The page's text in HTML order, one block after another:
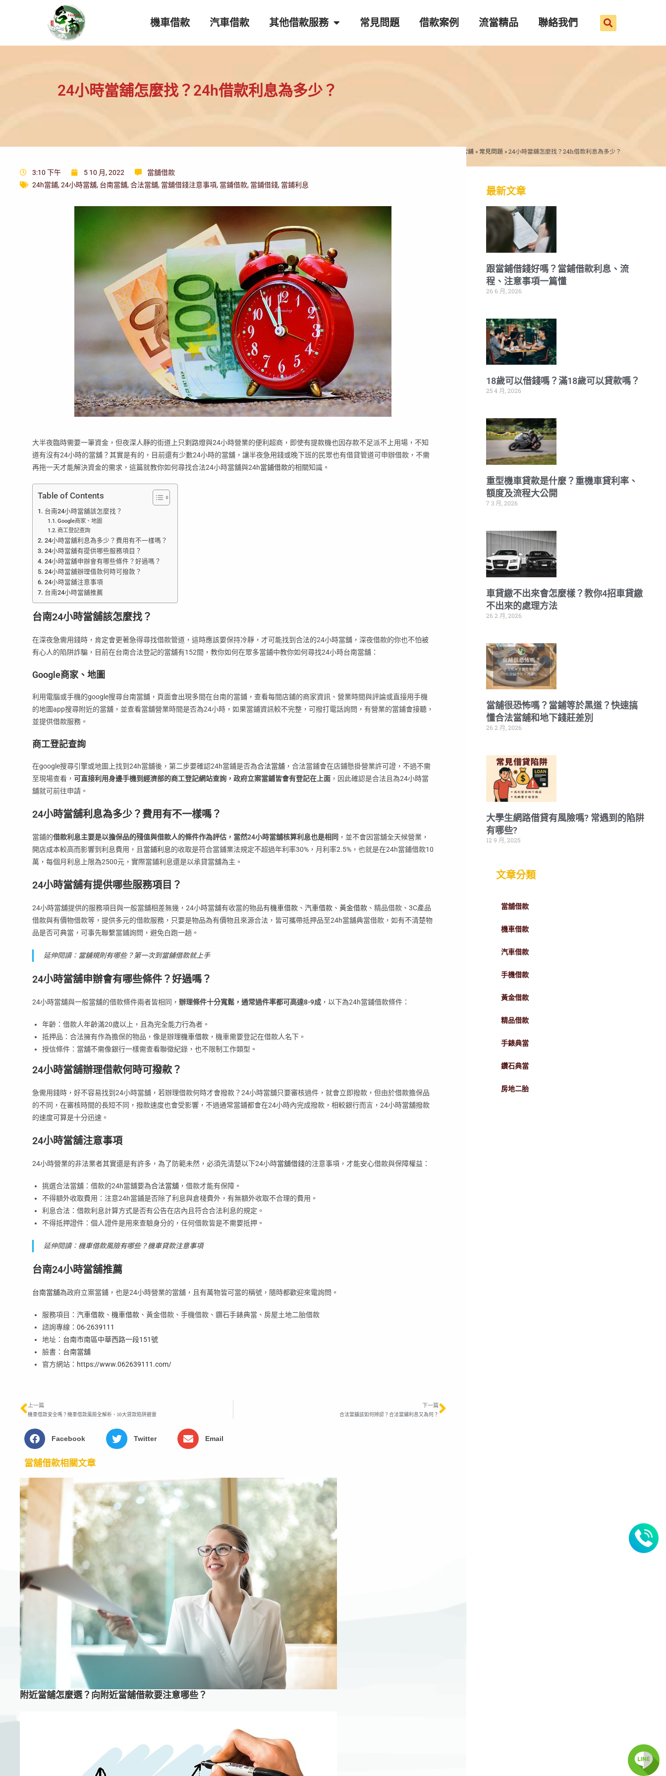
機車借款 汽車借款 其他借款服務 常見問題 借款案例 流當精品 聯絡我們
24小時當舖怎麼找？24h借款利息為多少？
台南當舖 » 常見問題 » 24小時當舖怎麼找？24h借款利息為多少？
3:10 下午 5 10 月, 2022
當舖借款
24h當鋪,24小時當舖, 台南當舖,合法當舖, 當舖借錢注意事項, 當鋪借款, 當鋪借錢, 當鋪利息
大半夜臨時需要一筆資金，但夜深人靜的街道上只剩路燈與24小時營業的便利超商，即使有提款機也因存款不足派不上用場，不知
道有沒有24小時的當舖？其實是有的，目前還有少數24小時的當舖，讓半夜急用錢或晚下班的民眾也有借貸管道可申辦借款，不需
再拖一天才能解決資金的需求，這篇就教你如何尋找合法24小時當舖與24h當鋪借款的相關知識。
Table of Contents
台南24小時當舖該怎麼找？
Google商家、地圖
商工登記查詢
24小時當舖利息為多少？費用有不一樣嗎？
24小時當舖有提供哪些服務項目？
24小時當舖申辦會有哪些條件？好過嗎？
24小時當舖辦理借款何時可撥款？
24小時當舖注意事項
台南24小時當舖推薦
台南24小時當舖該怎麼找？
在深夜急需用錢時，肯定會更著急得尋找借款管道，這時應該要保持冷靜，才可能找到合法的24小時當舖，深夜借款的你也不怕被
有心人的陷阱詐騙，目前在台南合法登記的當舖有152間，教你如何在眾多當鋪中教你如何尋找24小時台南當舖：
Google商家、地圖
利用電腦或手機的google搜尋台南當舖，頁面會出現多間在台南的當鋪，查看每間店鋪的商家資訊、營業時間與評論或直接用手機
的地圖app搜尋附近的當舖，並查看當舖營業時間是否為24小時，如果當鋪資訊較不完整，可撥打電話詢問，有營業的當鋪會接聽，
並提供借款服務。
商工登記查詢
在google搜尋引擎或地圖上找到24h當舖後，第二步要確認24h當鋪是否為合法當舖 ，合法當鋪會在店鋪懸掛營業許可證，不過不需
至現場查看， 可直接利用身邊手機到經濟部的商工登記網站查詢，政府立案當鋪皆會有登記在上面 ，因此確認是合法且為24小時當
舖就可前往申請。
24小時當舖利息為多少？費用有不一樣嗎？
當鋪的借款利息主要是以擔保品的殘值與借款人的條件作為評估，當然24小時當舖核算利息也是相同 ，並不會因當舖全天候營業，
開店成本較高而影響到利息費用，且 當鋪利息的收取是符合當鋪業法規定不超過年利率30%，月利率2.5%，也就是在24h當鋪借款10
萬，每個月利息上限為2500元，實際當鋪利息還是以承貸當舖為主。
24小時當舖有提供哪些服務項目？
24小時當舖提供的服務項目與一般當舖相差無幾，24小時當舖有收當的物品有機車借款 、 汽車借款 、 黃金借款 、精品借款、3C產品
借款與有價物借款等，提供多元的借款服務，只要是物品為有價物且來源合法，皆可攜帶抵押品至24h當舖典當借款，如有不清楚物
品是否可典當，可事先聯繫當鋪詢問，避免白跑一趟。
延伸閱讀： 當舖規則有哪些？第一次到當舖借款就上手
24小時當舖申辦會有哪些條件？好過嗎？
24小時當舖與一般當舖的借款條件兩者皆相同， 辦理條件十分寬鬆，通常過件率都可高達8-9成 ，以下為24h當鋪借款條件：
年齡：借款人年齡滿20歲以上，且為完全能力行為者。
抵押品：合法擁有作為擔保的物品，像是辦理機車借款 ，機車需要登記在借款人名下。
授信條件：當舖不需像銀行一樣需查看聯徵紀錄，也不限制工作類型。
24小時當舖辦理借款何時可撥款？
急需用錢時，好不容易找到24小時當舖，若辦理借款何時才會撥款？24小時當舖只要審核過件，就會立即撥款，但由於借款擔保品
的不同，在審核時間的長短不同，撥款速度也會受影響，不過通常當鋪都會在24小時內完成撥款，相較銀行而言，24小時當舖撥款
的速度可算是十分迅速。
24小時當舖注意事項
24小時營業的非法業者其實還是有許多，為了防範未然，必須先清楚以下24小時當舖借錢的注意事項，才能安心借款與保障權益：
挑選合法當舖：借款的24h當舖要為合法當舖 ，借款才能有保障。
不得額外收取費用：注意24h當鋪是否除了利息與倉棧費外，有無額外收取不合理的費用。
利息合法：借款利息計算方式是否有公告在店內且符合合法利息的規定。
不得抵押證件：個人證件是用來查驗身分的，任何借款皆是不需要抵押。
延伸閱讀： 機車借款風險有哪些？機車貸款注意事項
台南24小時當舖推薦
台南當舖為政府立案當鋪，也是24小時營業的當舖，且有萬物皆可當的稱號，隨時都歡迎來電詢問。
服務項目： 汽車借款 、 機車借款 、黃金借款、手機借款、鑽石手錶典當、房屋土地二胎借款
諮詢專線： 06-2639111
地址： 台南市南區中華西路一段151號
臉書： 台南當舖
官方網站： https://www.062639111.com/
上一篇
機車借款安全嗎？機車借款風險全解析、10大貸款陷阱避雷
下一篇
合法當舖該如何辨認？合法當鋪利息又為何？
Facebook Twitter Email
當舖借款相關文章
附近當舖怎麼選？向附近當舖借款要注意哪些？
最新文章
跟當鋪借錢好嗎？當鋪借款利息、流
程、注意事項一篇懂
26 6 月, 2026
18歲可以借錢嗎？滿18歲可以貸款嗎？
25 4 月, 2026
重型機車貸款是什麼？重機車貸利率、
額度及流程大公開
7 3 月, 2026
車貸繳不出來會怎麼樣？教你4招車貸繳
不出來的處理方法
26 2 月, 2026
當舖很恐怖嗎？當鋪等於黑道？快速搞
懂合法當舖和地下錢莊差別
26 2 月, 2026
大學生網路借貸有風險嗎? 常遇到的陷阱
有哪些?
12 9 月, 2025
文章分類
當舖借款
機車借款
汽車借款
手機借款
黃金借款
精品借款
手錶典當
鑽石典當
房地二胎